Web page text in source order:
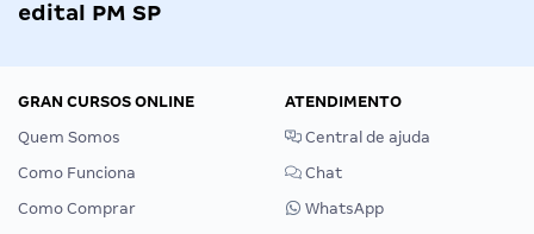
edital PM SP
GRAN CURSOS ONLINE
Quem Somos
Como Funciona
Como Comprar
ATENDIMENTO
Central de ajuda
Chat
WhatsApp